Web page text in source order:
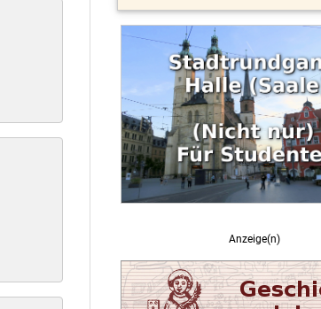
Anzeige(n)